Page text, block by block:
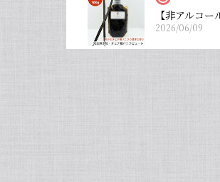
【非アルコ
2026/06/09